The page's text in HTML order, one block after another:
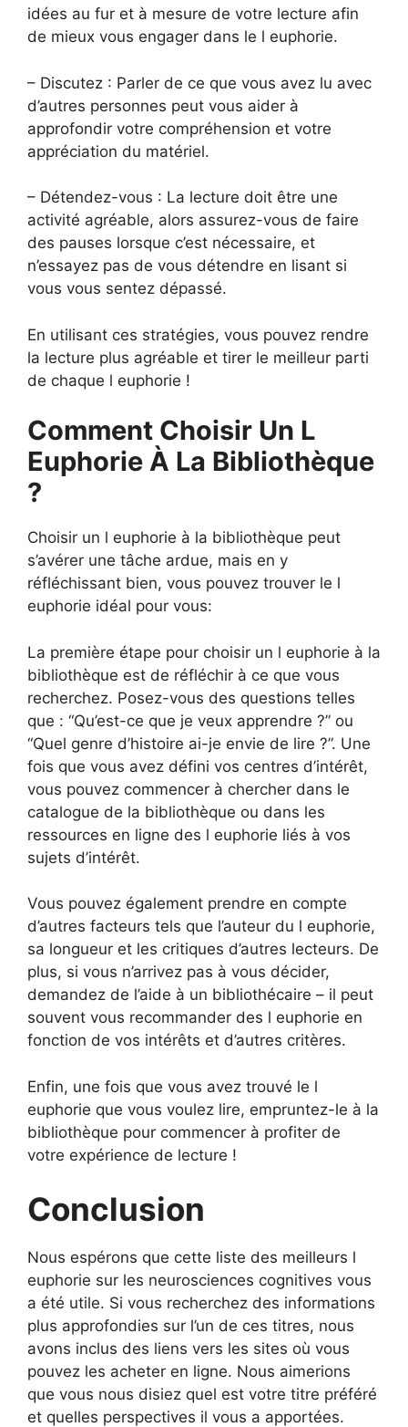
idées au fur et à mesure de votre lecture afin
de mieux vous engager dans le l euphorie.
– Discutez : Parler de ce que vous avez lu avec
d’autres personnes peut vous aider à
approfondir votre compréhension et votre
appréciation du matériel.
– Détendez-vous : La lecture doit être une
activité agréable, alors assurez-vous de faire
des pauses lorsque c’est nécessaire, et
n’essayez pas de vous détendre en lisant si
vous vous sentez dépassé.
En utilisant ces stratégies, vous pouvez rendre
la lecture plus agréable et tirer le meilleur parti
de chaque l euphorie !
Comment Choisir Un L
Euphorie À La Bibliothèque
?
Choisir un l euphorie à la bibliothèque peut
s’avérer une tâche ardue, mais en y
réfléchissant bien, vous pouvez trouver le l
euphorie idéal pour vous:
La première étape pour choisir un l euphorie à la
bibliothèque est de réfléchir à ce que vous
recherchez. Posez-vous des questions telles
que : “Qu’est-ce que je veux apprendre ?” ou
“Quel genre d’histoire ai-je envie de lire ?”. Une
fois que vous avez défini vos centres d’intérêt,
vous pouvez commencer à chercher dans le
catalogue de la bibliothèque ou dans les
ressources en ligne des l euphorie liés à vos
sujets d’intérêt.
Vous pouvez également prendre en compte
d’autres facteurs tels que l’auteur du l euphorie,
sa longueur et les critiques d’autres lecteurs. De
plus, si vous n’arrivez pas à vous décider,
demandez de l’aide à un bibliothécaire – il peut
souvent vous recommander des l euphorie en
fonction de vos intérêts et d’autres critères.
Enfin, une fois que vous avez trouvé le l
euphorie que vous voulez lire, empruntez-le à la
bibliothèque pour commencer à profiter de
votre expérience de lecture !
Conclusion
Nous espérons que cette liste des meilleurs l
euphorie sur les neurosciences cognitives vous
a été utile. Si vous recherchez des informations
plus approfondies sur l’un de ces titres, nous
avons inclus des liens vers les sites où vous
pouvez les acheter en ligne. Nous aimerions
que vous nous disiez quel est votre titre préféré
et quelles perspectives il vous a apportées.